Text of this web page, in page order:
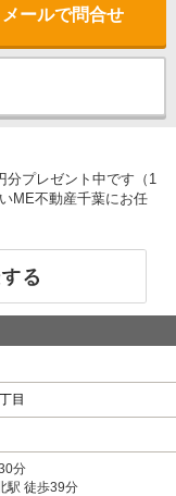
メールで問合せ
分プレゼント中です（1
ME不動産千葉にお任
目
分
駅 徒歩39分